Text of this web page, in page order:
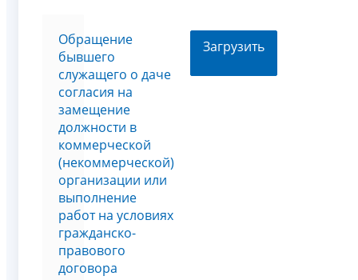
Обращение
бывшего
служащего о даче
согласия на
замещение
должности в
коммерческой
(некоммерческой)
организации или
выполнение
работ на условиях
гражданско-
правового
договора
Загрузить